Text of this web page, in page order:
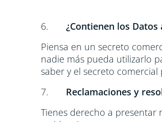
6. ¿Contienen los Datos
Piensa en un secreto
nadie más pueda utilizarlo
saber y el secreto comercial
7. Reclamaciones y
Tienes derecho a